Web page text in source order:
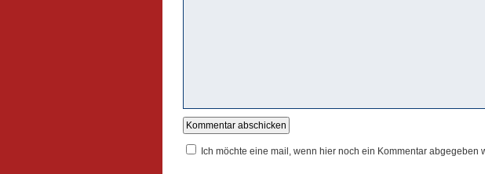
Ich möchte eine mail, wenn hier noch ein Kommentar abgegeben